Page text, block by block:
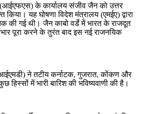
(आईएफएस) के कार्यालय संजीव जैन को उत्तर
किया। यह घोषणा विदेश मंत्रालय (एमईए) द्वारा
की गई थी। जैन काबो वर्डे में भारत के राजदूत
पूरा करने के तुरंत बाद इस नई राजनयिक
(आईएमडी) ने तटीय कर्नाटक, गुजरात, कोंकण और
हिस्सों में भारी बारिश की भविष्यवाणी की है।